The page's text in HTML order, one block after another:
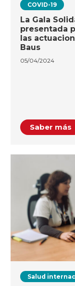
COVID-19
La Gala
presentada
las
Baus
05/04/2024
Saber más
Salud